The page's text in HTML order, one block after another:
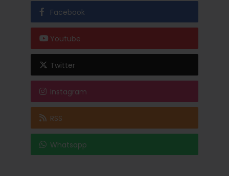
Facebook
Youtube
Twitter
Instagram
RSS
Whatsapp